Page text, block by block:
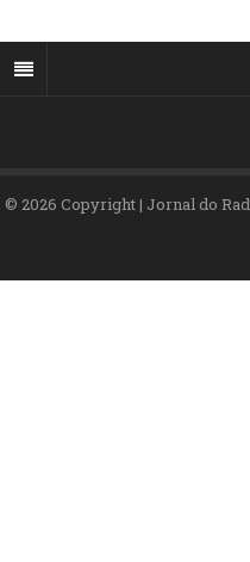
© 2026 Copyright | Jornal do